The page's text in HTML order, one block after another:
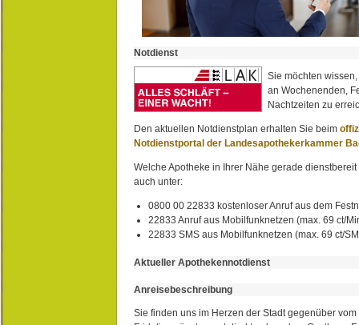
Notdienst
Sie möchten
an Wochenenden,
Nachtzeiten zu
Den aktuellen Notdienstplan erhalten Sie beim
Notdienstportal der Landesapothekerkammer
Welche Apotheke in Ihrer Nähe gerade
auch unter:
0800 00 22833 kostenloser Anruf aus dem
22833 Anruf aus Mobilfunknetzen (max. 69 ct/
22833 SMS aus Mobilfunknetzen (max. 69 ct/
Aktueller Apothekennotdienst
Anreisebeschreibung
Sie finden uns im Herzen der Stadt gegenüber